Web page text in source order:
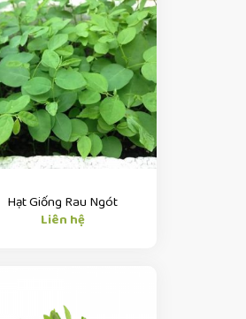
Hạt Giống Rau Ngót
Liên hệ